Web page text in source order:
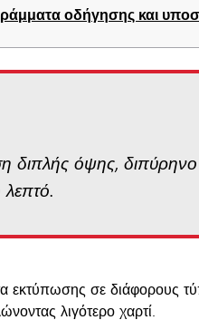
οδήγησης και
διπλής όψης, διπύρηνο
εκτύπωσης σε διάφορους
λιγότερο χαρτί.